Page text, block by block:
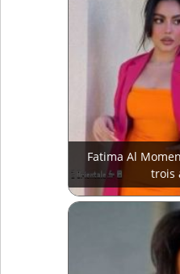
Fatima Al
trois